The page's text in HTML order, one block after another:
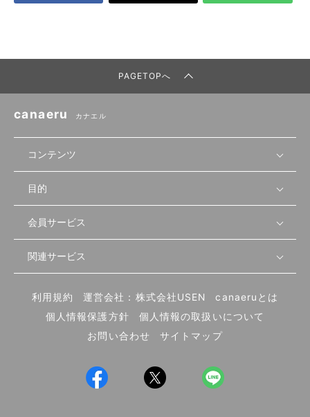
PAGETOPへ
canaeru カナエル
コンテンツ
無料開業相談
セミナー情報
セミナー動画
物件を探す
首都圏
北海道
先輩開業者の声
開業・経営に関する記事
編集ポリシー
業態別の開業方法
UIターン開業特集
目的
店舗運営
物件
内装・設備
食材・仕入れ
会員サービス
会員登録
ログイン
関連サービス
飲食店サクセスガイド（外部サイト）
利用規約 運営会社：株式会社USEN
canaeruとは
個人情報保護方針
個人情報の取扱いについて
お問い合わせ
サイトマップ